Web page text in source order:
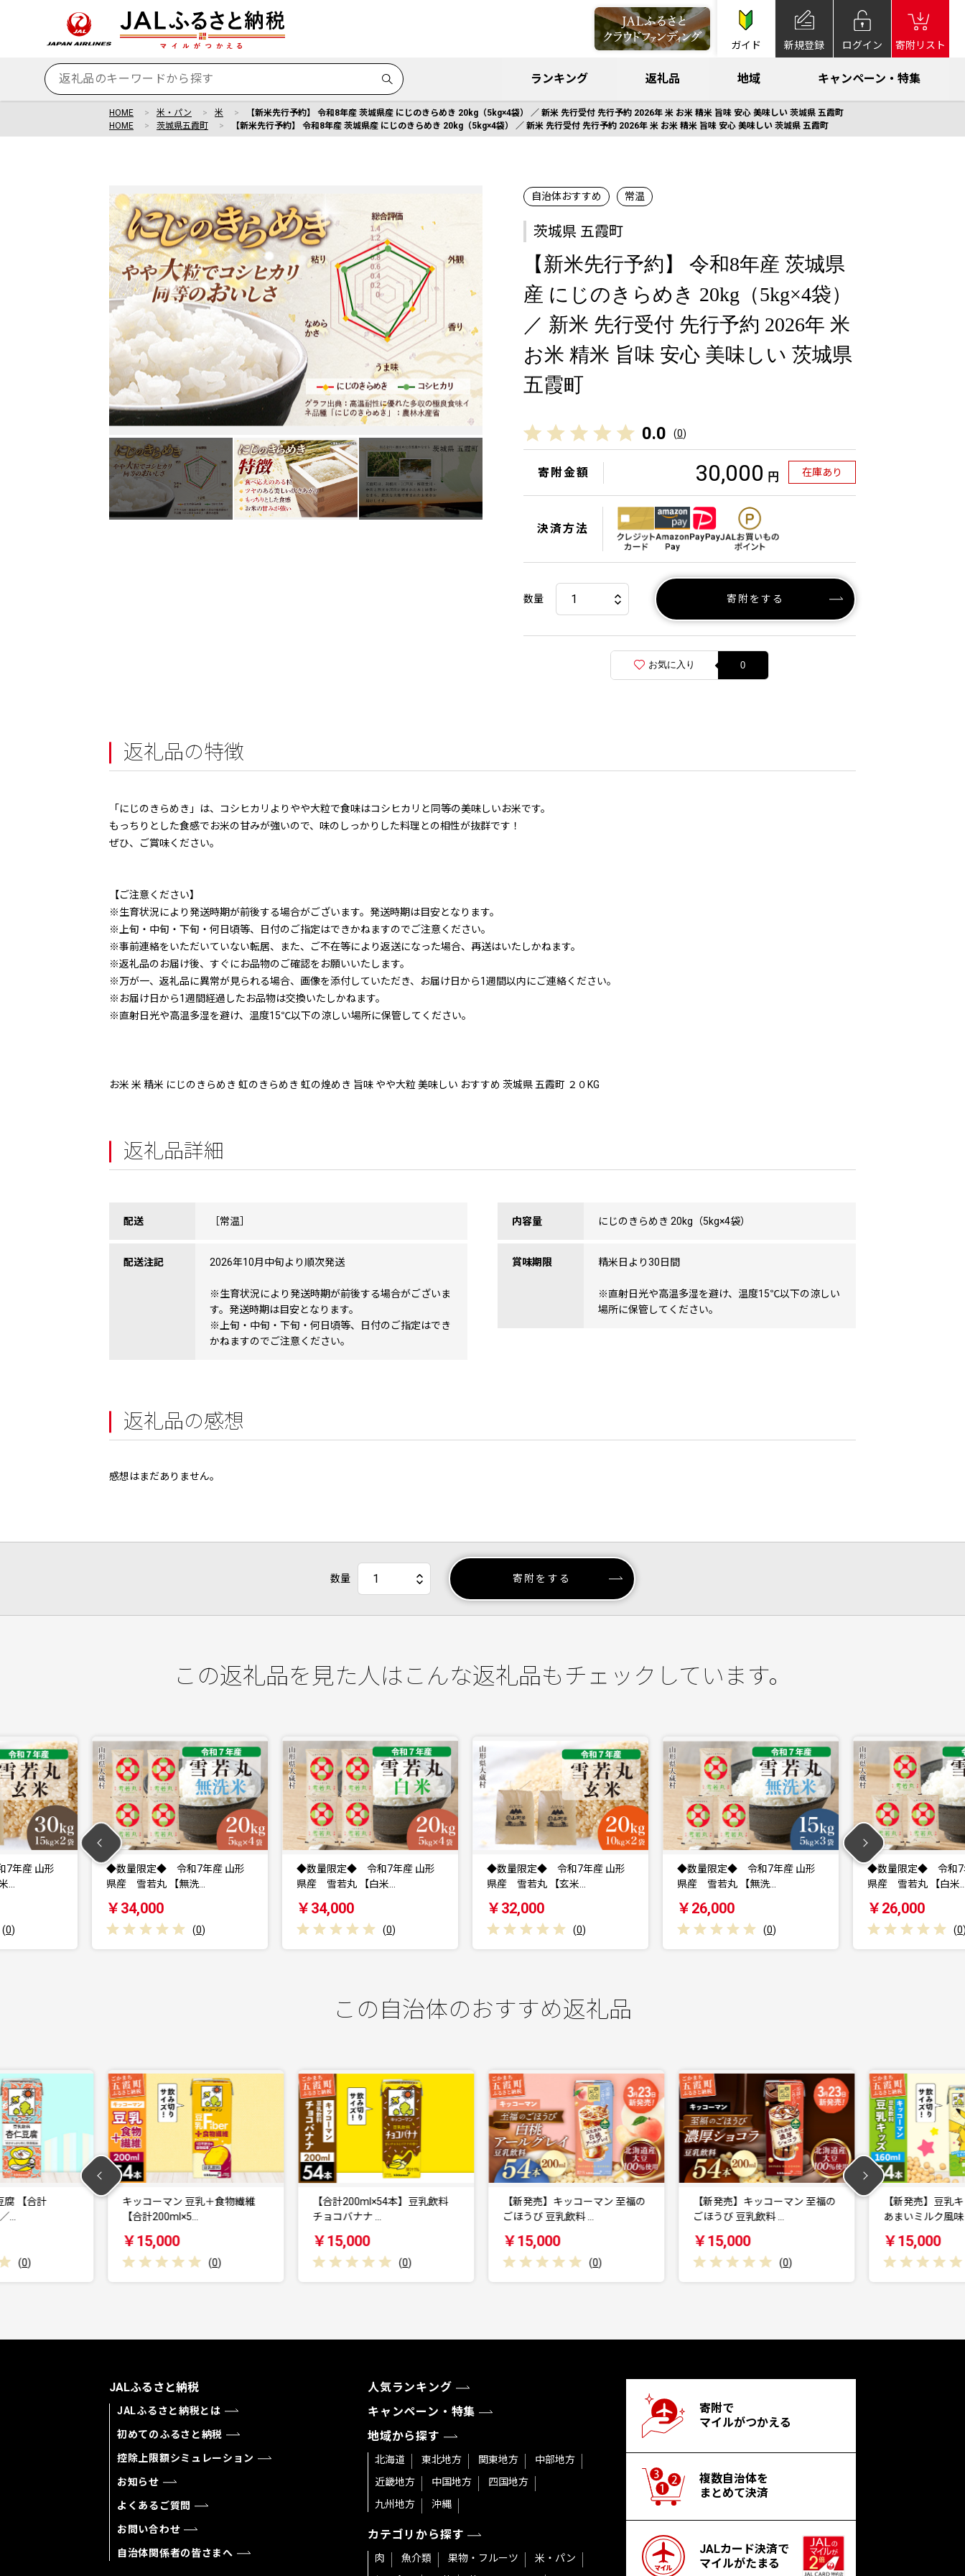
ガイド 新規登録 ログイン 寄附リスト
ランキング 返礼品 地域 キャンペーン・特集
HOME 米・パン 米
【新米先行予約】 令和8年産 茨城県産 にじのきらめき 20kg（5kg×4袋） ／ 新米 先行受付 先行予約 2026年 米 お米 精米 旨味 安心 美味しい 茨城県 五霞町
HOME
茨城県五霞町 【新米先行予約】 令和8年産 茨城県産 にじのきらめき 20kg（5kg×4袋） ／ 新米 先行受付 先行予約 2026年 米 お米 精米 旨味 安心 美味しい 茨城県 五霞町
自治体おすすめ 常温
茨城県 五霞町
【新米先行予約】 令和8年産 茨城県
産 にじのきらめき 20kg（5kg×4袋）
／ 新米 先行受付 先行予約 2026年 米
お米 精米 旨味 安心 美味しい 茨城県
五霞町
0.0 (0)
寄附金額 30,000 円 在庫あり
決済方法
数量 寄附をする
お気に入り 0
返礼品の特徴
「にじのきらめき」は、コシヒカリよりやや大粒で食味はコシヒカリと同等の美味しいお米です。
もっちりとした食感でお米の甘みが強いので、味のしっかりした料理との相性が抜群です！
ぜひ、ご賞味ください。
【ご注意ください】
※生育状況により発送時期が前後する場合がございます。発送時期は目安となります。
※上旬・中旬・下旬・何日頃等、日付のご指定はできかねますのでご注意ください。
※事前連絡をいただいていない転居、また、ご不在等により返送になった場合、再送はいたしかねます。
※返礼品のお届け後、すぐにお品物のご確認をお願いいたします。
※万が一、返礼品に異常が見られる場合、画像を添付していただき、お届け日から1週間以内にご連絡ください。
※お届け日から1週間経過したお品物は交換いたしかねます。
※直射日光や高温多湿を避け、温度15℃以下の涼しい場所に保管してください。
お米 米 精米 にじのきらめき 虹のきらめき 虹の煌めき 旨味 やや大粒 美味しい おすすめ 茨城県 五霞町 ２０KG
返礼品詳細
配送 ［常温］
配送注記 2026年10月中旬より順次発送
※生育状況により発送時期が前後する場合がございま
す。発送時期は目安となります。
※上旬・中旬・下旬・何日頃等、日付のご指定はでき
かねますのでご注意ください。
内容量 にじのきらめき 20kg（5kg×4袋）
賞味期限 精米日より30日間
※直射日光や高温多湿を避け、温度15℃以下の涼しい
場所に保管してください。
返礼品の感想
感想はまだありません。
数量 寄附をする
この返礼品を見た人はこんな返礼品もチェックしています。
7年産 山形
洗…
◆数量限定◆ 令和7年産 山形
県産 雪若丸 【白米…
￥34,000
◆数量限定◆ 令和7年産 山形
県産 雪若丸 【玄米…
￥32,000
◆数量限定◆ 令和7年産 山形
県産 雪若丸 【無洗…
￥26,000
◆数量限定◆ 令和7年産 山形
県産 雪若丸 【白米…
￥26,000
◆数量限定◆ 令
県産 雪若丸 【
￥24,000
この自治体のおすすめ返礼品
＋食物繊維
(0)
【合計200ml×54本】豆乳飲料
チョコバナナ …
￥15,000
(0)
【新発売】キッコーマン 至福の
ごほうび 豆乳飲料 …
￥15,000
(0)
【新発売】キッコーマン 至福の
ごほうび 豆乳飲料 …
￥15,000
(0)
【新発売】豆乳キッズ ほんのり
あまいミルク風味 【…
￥15,000
(0)
【新発売】豆乳
ナ 【合計200ml…
￥15,000
JALふるさと納税
JALふるさと納税とは
初めてのふるさと納税
控除上限額シミュレーション
お知らせ
よくあるご質問
お問い合わせ
自治体関係者の皆さまへ
人気ランキング
キャンペーン・特集
地域から探す
北海道 東北地方 関東地方
中部地方
近畿地方
中国地方
四国地方
九州地方
沖縄
カテゴリから探す
肉 魚介類 果物・フルーツ
米・パン
寄附で
マイルがつかえる
複数自治体を
まとめて決済
JALカード決済で
マイルがたまる